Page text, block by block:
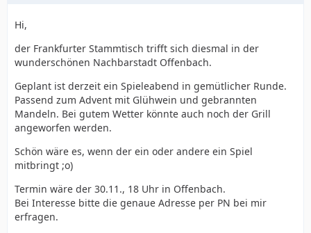
Hi,
der Frankfurter Stammtisch trifft sich diesmal in der
wunderschönen Nachbarstadt Offenbach.
Geplant ist derzeit ein Spieleabend in gemütlicher Runde.
Passend zum Advent mit Glühwein und gebrannten
Mandeln. Bei gutem Wetter könnte auch noch der Grill
angeworfen werden.
Schön wäre es, wenn der ein oder andere ein Spiel
mitbringt ;o)
Termin wäre der 30.11., 18 Uhr in Offenbach.
Bei Interesse bitte die genaue Adresse per PN bei mir
erfragen.